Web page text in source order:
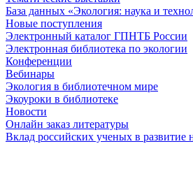
База данных «Экология: наука и
Новые поступления
Электронный каталог ГПНТБ России
Электронная библиотека по экологии
Конференции
Вебинары
Экология в библиотечном мире
Экоуроки в библиотеке
Новости
Онлайн заказ литературы
Вклад российских ученых в